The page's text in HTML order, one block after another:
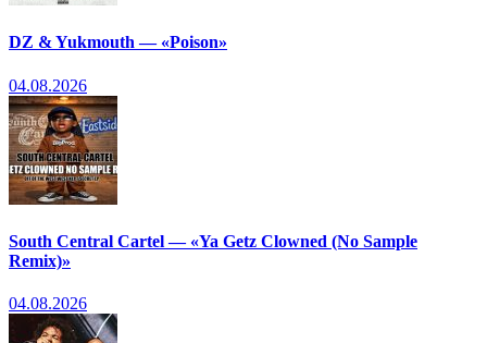
DZ & Yukmouth — «Poison»
04.08.2026
South Central Cartel — «Ya Getz Clowned (No Sample
Remix)»
04.08.2026